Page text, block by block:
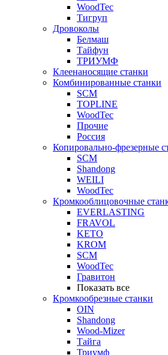
WoodTec
Тигруп
Дровоколы
Белмаш
Тайфун
ТРИУМФ
Клеенаносящие станки
Комбинированные станки
SCM
TOPLINE
WoodTec
Прочие
Россия
Копировально-фрезерные
SCM
Shandong
WEILI
WoodTec
Кромкооблицовочные
EVERLASTING
FRAVOL
KETO
KROM
SCM
WoodTec
Гравитон
Показать все
Кромкообрезные станки
OIN
Shandong
Wood-Mizer
Тайга
Триумф